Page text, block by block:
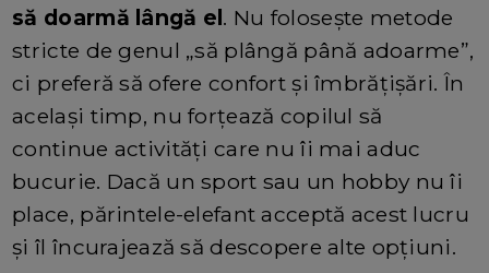
să doarmă lângă el. Nu folosește metode
stricte de genul „să plângă până adoarme”,
ci preferă să ofere confort și îmbrățișări. În
același timp, nu forțează copilul să
continue activități care nu îi mai aduc
bucurie. Dacă un sport sau un hobby nu îi
place, părintele-elefant acceptă acest lucru
și îl încurajează să descopere alte opțiuni.